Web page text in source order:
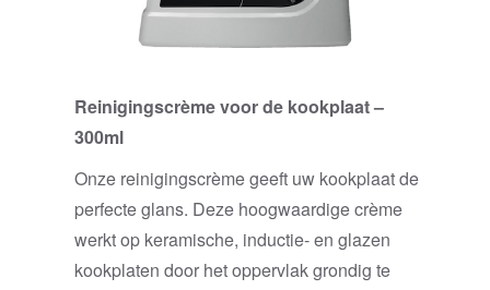
Reinigingscrème voor de kookplaat –
300ml
Onze reinigingscrème geeft uw kookplaat de
perfecte glans. Deze hoogwaardige crème
werkt op keramische, inductie- en glazen
kookplaten door het oppervlak grondig te